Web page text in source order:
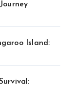
Island: